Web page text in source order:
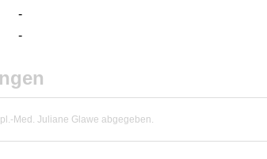
-
-
Med. Juliane Glawe abgegeben.